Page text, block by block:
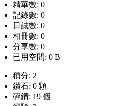
精華數: 0
記錄數: 0
日誌數: 0
相冊數: 0
分享數: 0
已用空間: 0 B
積分: 2
鑽石: 0 顆
碎鑽: 19 個